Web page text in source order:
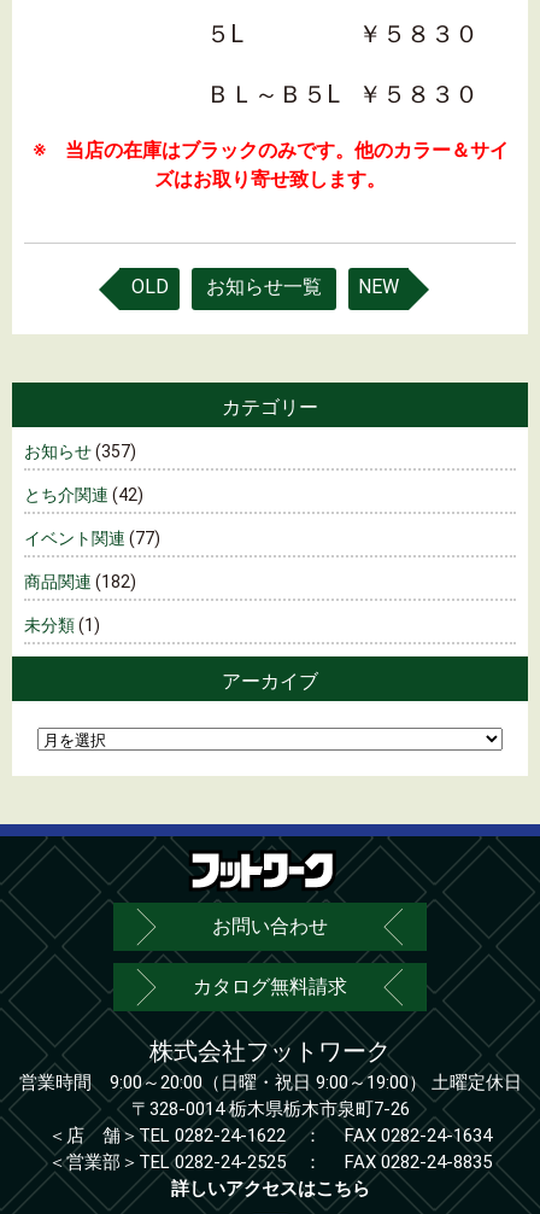
５L ￥５８３０
ＢＬ～Ｂ５L ￥５８３０
※ 当店の在庫はブラックのみです。他のカラー＆サイ
ズはお取り寄せ致します。
OLD お知らせ一覧 NEW
カテゴリー
お知らせ(357)
とち介関連 (42)
イベント関連 (77)
商品関連 (182)
未分類(1)
アーカイブ
お問い合わせ
カタログ無料請求
株式会社フットワーク
営業時間 9:00～20:00（日曜・祝日 9:00～19:00） 土曜定休日
〒328-0014 栃木県栃木市泉町7-26
＜店 舗＞TEL 0282-24-1622：FAX 0282-24-1634
＜営業部＞ TEL0282-24-2525：
FAX 0282-24-8835
詳しいアクセスはこちら